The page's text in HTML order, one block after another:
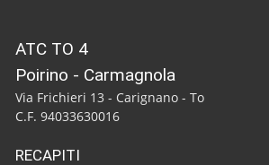
ATC TO 4
Poirino - Carmagnola
Via Frichieri 13 - Carignano - To
C.F. 94033630016
RECAPITI